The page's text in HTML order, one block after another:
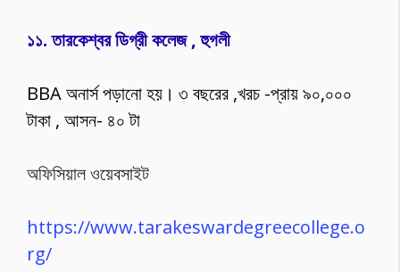
১১. তারকেশ্বর ডিগ্রী কলেজ , হুগলী
BBA অনার্স পড়ানো হয়। ৩ বছরের ,খরচ -প্রায় ৯০,০০০
টাকা , আসন- ৪০ টা
অফিসিয়াল ওয়েবসাইট
https://www.tarakeswardegreecollege.o
rg/